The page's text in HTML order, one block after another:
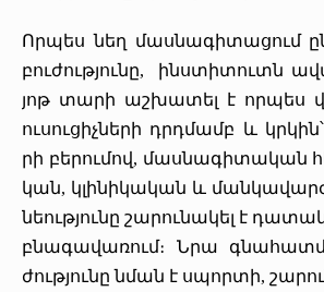
Որ­պես նեղ մաս­նա­գի­տա­ցում
բու­ժութ­յու­նը, ինս­տի­տուտն
յոթ տա­րի աշ­խա­տել է որ­պես
ու­սու­ցիչ­նե­րի դրդմամբ և
րի բե­րու­մով,
կան, կլի­նի­կա­կան և
նեութ­յու­նը շա­րու­նա­կել է
բնա­գա­վա­ռում։ Ն­րա
ժութ­յու­նը նման է սպոր­տի,